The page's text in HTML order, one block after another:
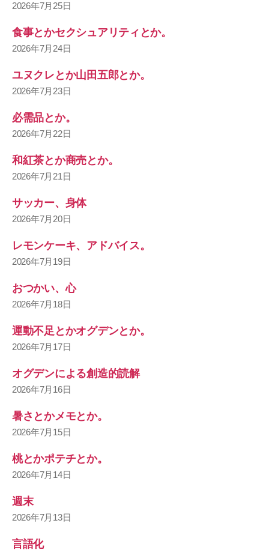
2026年7月25日
食事とかセクシュアリティとか。
2026年7月24日
ユヌクレとか山田五郎とか。
2026年7月23日
必需品とか。
2026年7月22日
和紅茶とか商売とか。
2026年7月21日
サッカー、身体
2026年7月20日
レモンケーキ、アドバイス。
2026年7月19日
おつかい、心
2026年7月18日
運動不足とかオグデンとか。
2026年7月17日
オグデンによる創造的読解
2026年7月16日
暑さとかメモとか。
2026年7月15日
桃とかポテチとか。
2026年7月14日
週末
2026年7月13日
言語化